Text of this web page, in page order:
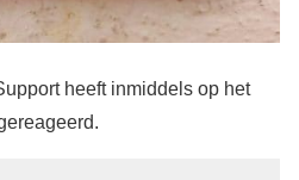
heeft inmiddels op het